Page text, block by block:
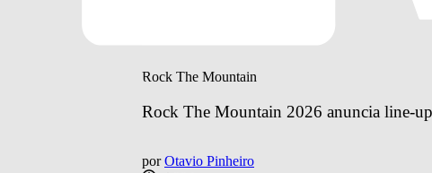
Rock The Mountain
Rock The Mountain 2026 anuncia line-
por Otavio Pinheiro